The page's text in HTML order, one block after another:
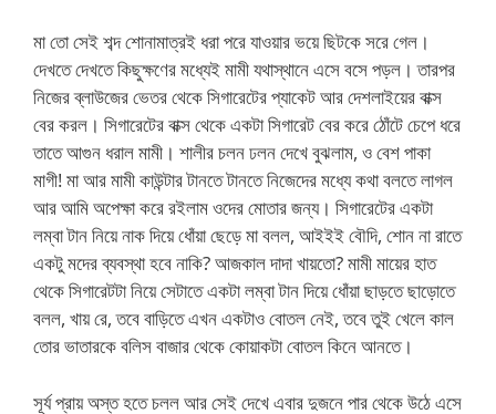
মা তো সেই শব্দ শোনামাত্রই ধরা পরে যাওয়ার ভয়ে ছিটকে সরে গেল।
দেখতে দেখতে কিছুক্ষণের মধ্যেই মামী যথাস্থানে এসে বসে পড়ল। তারপর
নিজের ব্লাউজের ভেতর থেকে সিগারেটের প্যাকেট আর দেশলাইয়ের বাক্স
বের করল। সিগারেটের বাক্স থেকে একটা সিগারেট বের করে ঠোঁটে চেপে ধরে
তাতে আগুন ধরাল মামী। শালীর চলন ঢলন দেখে বুঝলাম, ও বেশ পাকা
মাগী! মা আর মামী কাউন্টার টানতে টানতে নিজেদের মধ্যে কথা বলতে লাগল
আর আমি অপেক্ষা করে রইলাম ওদের মোতার জন্য। সিগারেটের একটা
লম্বা টান নিয়ে নাক দিয়ে ধোঁয়া ছেড়ে মা বলল, আইইই বৌদি, শোন না রাতে
একটু মদের ব্যবস্থা হবে নাকি? আজকাল দাদা খায়তো? মামী মায়ের হাত
থেকে সিগারেটটা নিয়ে সেটাতে একটা লম্বা টান দিয়ে ধোঁয়া ছাড়তে ছাড়োতে
বলল, খায় রে, তবে বাড়িতে এখন একটাও বোতল নেই, তবে তুই খেলে কাল
তোর ভাতারকে বলিস বাজার থেকে কোয়াকটা বোতল কিনে আনতে।
সূর্য প্রায় অস্ত হতে চলল আর সেই দেখে এবার দুজনে পার থেকে উঠে এসে